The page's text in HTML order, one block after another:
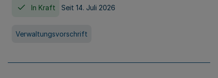
In Kraft Seit 14. Juli 2026
Verwaltungsvorschrift